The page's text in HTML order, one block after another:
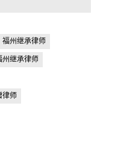
州继承律师
州继承律师
律师